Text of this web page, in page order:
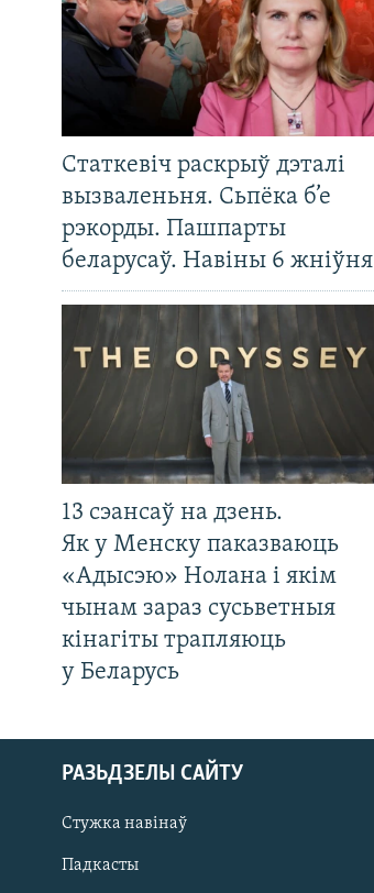
Статкевіч раскрыў дэталі
вызваленьня. Сьпёка б’е
рэкорды. Пашпарты
беларусаў. Навіны 6 жніўня
13 сэансаў на дзень.
Як у Менску паказваюць
«Адысэю» Нолана і якім
чынам зараз сусьветныя
кінагіты трапляюць
у Беларусь
РАЗЬДЗЕЛЫ САЙТУ
Стужка навінаў
Падкасты